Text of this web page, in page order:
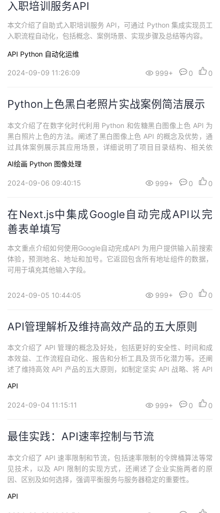
入职培训服务API
本文介绍了自助式入职培训服务 API，可通过 Python 集成实现员工
入职流程自动化，包括概念、案例场景、实现步骤及总结等内容。
API Python 自动化运维
2024-09-09 11:26:09 999+ 0 0
Python上色黑白老照片实战案例简洁展示
本文介绍了在数字化时代利用 Python 和佐糖黑白图像上色 API 为
黑白照片上色的方法。阐述了黑白图像上色 API 的概念及优势，通
过具体案例展示其应用场景，详细说明了项目目录结构、相关依
间以全新方式呈现，为记忆增添色彩，无论是个人项目还是商业应
用都有极大帮助。
AI绘画 Python 图像处理
2024-09-06 09:40:15 999+ 0 0
在Next.js中集成Google自动完成API以完
善表单填写
本文重点介绍如何使用Google自动完成API 为用户提供输入前搜索
体验，预测地名、地址和加号。它返回包含所有地址组件的数据，
可用于填充其他输入字段。
2024-09-05 10:44:05 999+ 0 0
API管理解析及维持高效产品的五大原则
本文介绍了 API 管理的概念及好处，包括更好的安全性、时间和成
本效益、工作流程自动化、报告和分析工具及货币化潜力等。还阐
述了维持高效 API 产品的五大原则，如制定坚实 API 战略、将 API
管理平台。强调 API 管理对企业管理 API 生态系统和维持高效产品
至关重要，产品经理应制定策略并使用管理工具满足客户需求。
API
2024-09-04 11:15:11 999+ 0 0
最佳实践：API速率控制与节流
本文介绍了 API 速率限制和节流，包括速率限制的令牌桶算法等常
见技术，以及 API 限制的实现方式，还阐述了企业实施两者的原
因、区别及如何选择，强调平衡服务与服务器稳定的重要性。
API